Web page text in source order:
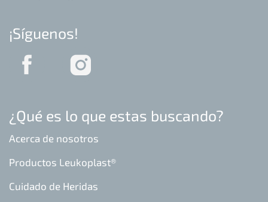
¡Síguenos!
¿Qué es lo que estas buscando?
Acerca de nosotros
Productos Leukoplast®
Cuidado de Heridas